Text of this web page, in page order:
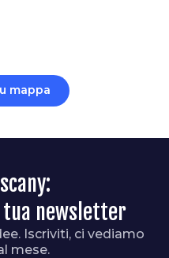
mappa
tua newsletter
Iscriviti, ci vediamo
mese.